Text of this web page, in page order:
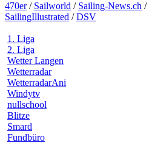
470er/ Sailworld / Sailing-News.ch /
SailingIllustrated /DSV
1. Liga
2. Liga
Wetter Langen
Wetterradar
WetterradarAni
Windytv
nullschool
Blitze
Smard
Fundbüro